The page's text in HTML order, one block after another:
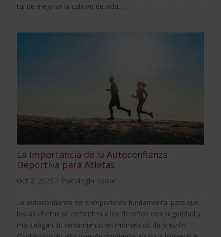
tal de mejorar la calidad de vida....
La Importancia de la Autoconfianza
Deportiva para Atletas
Oct 2, 2025 | Psicología Social
La autoconfianza en el deporte es fundamental para que
los/as atletas se enfrenten a los desafíos con seguridad y
mantengan su rendimiento en momentos de presión.